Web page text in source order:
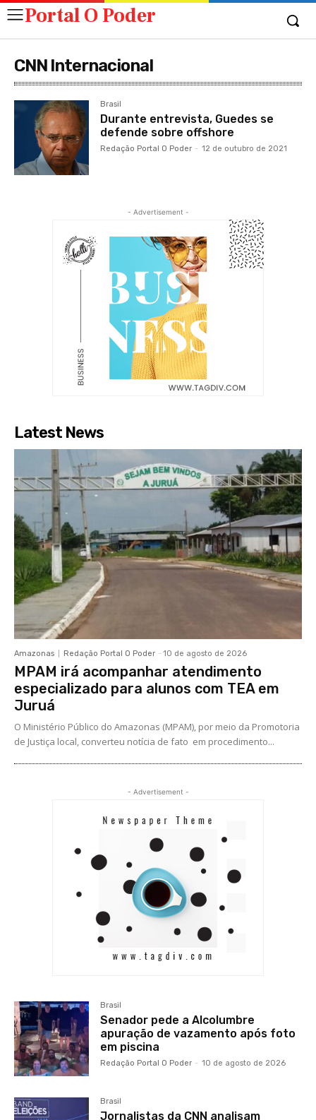
Portal O Poder
CNN Internacional
Brasil
Durante entrevista, Guedes se
defende sobre offshore
Redação Portal O Poder - 12 de outubro de 2021
- Advertisement -
Latest News
Amazonas Redação Portal O Poder - 10 de agosto de 2026
MPAM irá acompanhar atendimento
especializado para alunos com TEA em
Juruá
O Ministério Público do Amazonas (MPAM), por meio da Promotoria
de Justiça local, converteu notícia de fato em procedimento...
- Advertisement -
Brasil
Senador pede a Alcolumbre
apuração de vazamento após foto
em piscina
Redação Portal O Poder - 10 de agosto de 2026
Brasil
Jornalistas da CNN analisam